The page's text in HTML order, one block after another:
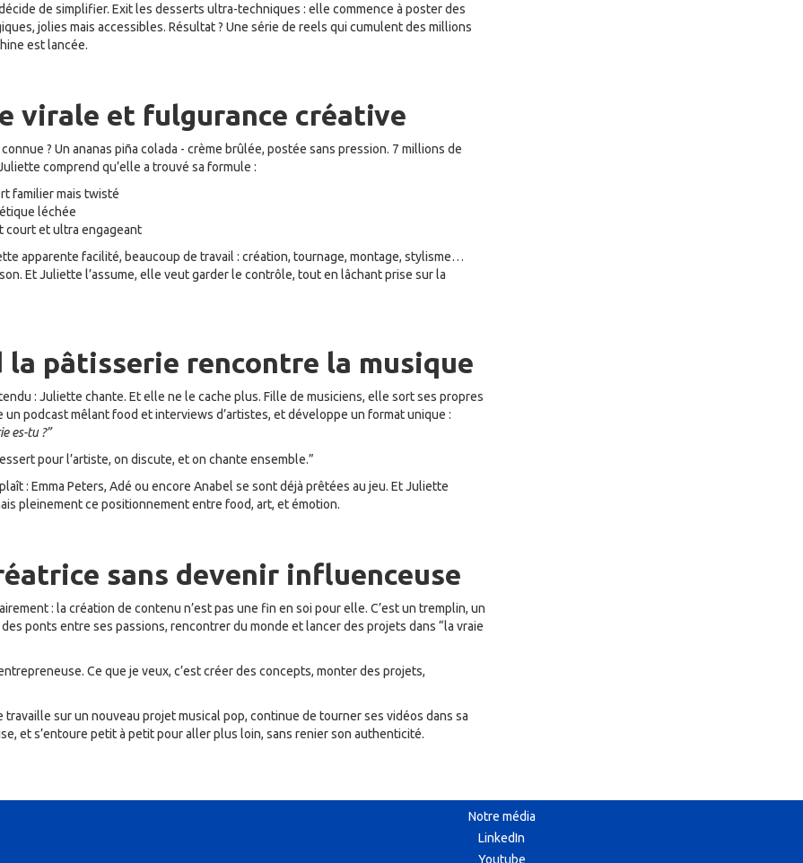
décide de simplifier. Exit les desserts ultra-techniques : elle commence à poster des
jolies mais accessibles. Résultat ? Une série de reels qui cumulent des millions
est lancée.
virale et fulgurance créative
? Un ananas piña colada - crème brûlée, postée sans pression. 7 millions de
comprend qu’elle a trouvé sa formule :
familier mais twisté
léchée
court et ultra engageant
apparente facilité, beaucoup de travail : création, tournage, montage, stylisme…
Et Juliette l’assume, elle veut garder le contrôle, tout en lâchant prise sur la
la pâtisserie rencontre la musique
: Juliette chante. Et elle ne le cache plus. Fille de musiciens, elle sort ses propres
un podcast mêlant food et interviews d’artistes, et développe un format unique :
es-tu ?”
pour l’artiste, on discute, et on chante ensemble.”
: Emma Peters, Adé ou encore Anabel se sont déjà prêtées au jeu. Et Juliette
pleinement ce positionnement entre food, art, et émotion.
sans devenir influenceuse
: la création de contenu n’est pas une fin en soi pour elle. C’est un tremplin, un
ponts entre ses passions, rencontrer du monde et lancer des projets dans “la vraie
Ce que je veux, c’est créer des concepts, monter des projets,
travaille sur un nouveau projet musical pop, continue de tourner ses vidéos dans sa
et s’entoure petit à petit pour aller plus loin, sans renier son authenticité.
Notre média
LinkedIn
Youtube